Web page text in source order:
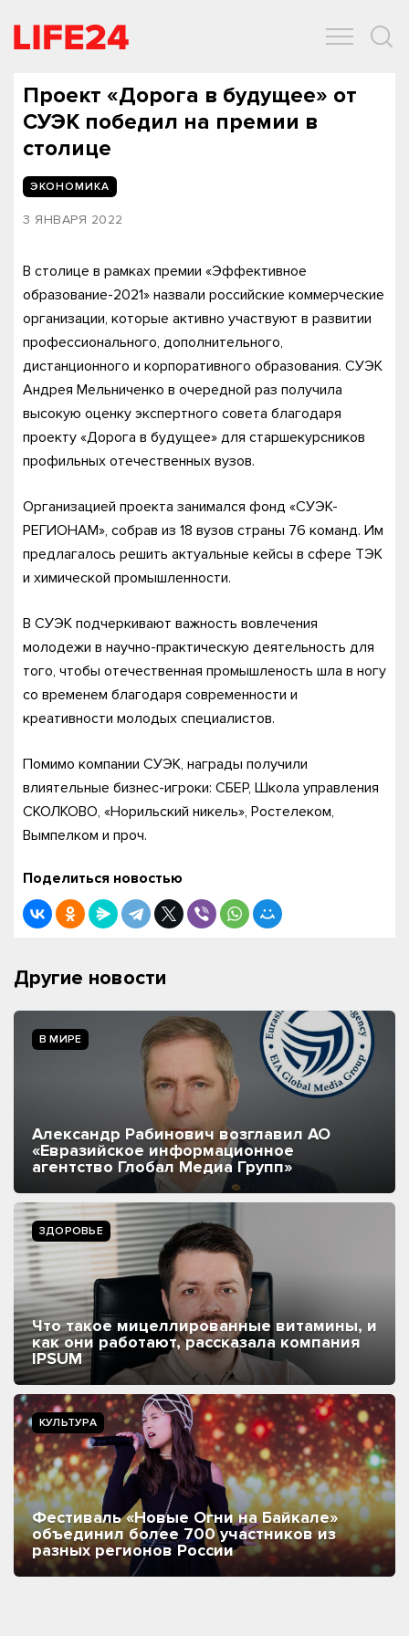
Проект «Дорога в будущее» от
СУЭК победил на премии в
столице
ЭКОНОМИКА
3 ЯНВАРЯ 2022
В столице в рамках премии «Эффективное
образование-2021» назвали российские коммерческие
организации, которые активно участвуют в развитии
профессионального, дополнительного,
дистанционного и корпоративного образования. СУЭК
Андрея Мельниченко в очередной раз получила
высокую оценку экспертного совета благодаря
проекту «Дорога в будущее» для старшекурсников
профильных отечественных вузов.
Организацией проекта занимался фонд «СУЭК-
РЕГИОНАМ», собрав из 18 вузов страны 76 команд. Им
предлагалось решить актуальные кейсы в сфере ТЭК
и химической промышленности.
В СУЭК подчеркивают важность вовлечения
молодежи в научно-практическую деятельность для
того, чтобы отечественная промышленость шла в ногу
со временем благодаря современности и
креативности молодых специалистов.
Помимо компании СУЭК, награды получили
влиятельные бизнес-игроки: СБЕР, Школа управления
СКОЛКОВО, «Норильский никель», Ростелеком,
Вымпелком и проч.
Поделиться новостью
Другие новости
В МИРЕ
Александр Рабинович возглавил АО
«Евразийское информационное
агентство Глобал Медиа Групп»
ЗДОРОВЬЕ
Что такое мицеллированные витамины, и
как они работают, рассказала компания
IPSUM
КУЛЬТУРА
Фестиваль «Новые Огни на Байкале»
объединил более 700 участников из
разных регионов России